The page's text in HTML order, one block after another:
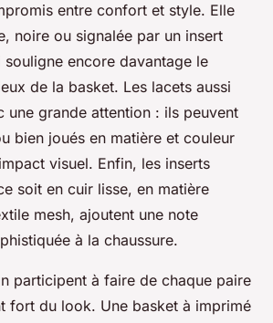
entre confort et style. Elle
noire ou signalée par un insert
encore davantage le
de la basket. Les lacets aussi
une grande attention : ils peuvent
bien joués en matière et couleur
visuel. Enfin, les inserts
soit en cuir lisse, en matière
mesh, ajoutent une note
à la chaussure.
participent à faire de chaque paire
fort du look. Une basket à imprimé